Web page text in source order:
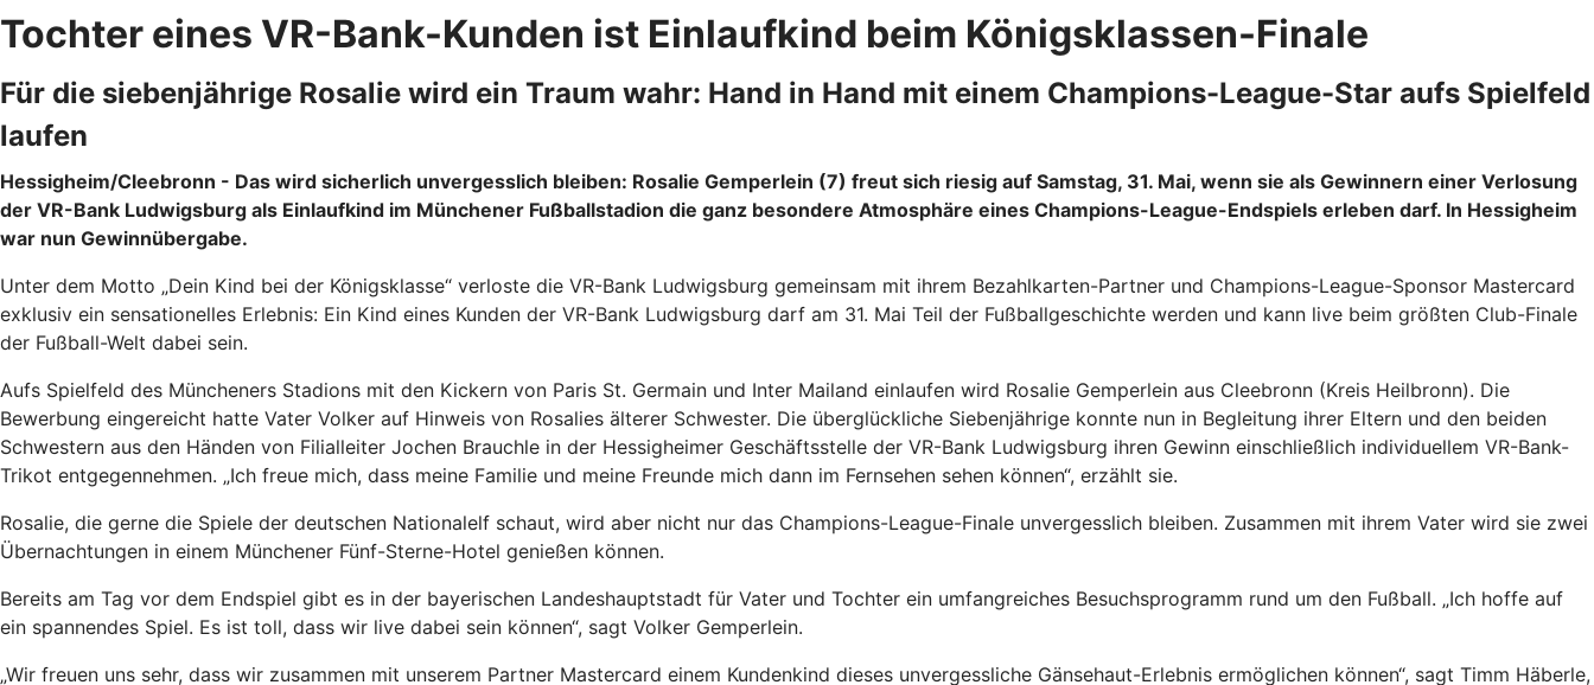
Tochter eines VR-Bank-Kunden ist Einlaufkind beim Königsklassen-Finale
Für die siebenjährige Rosalie wird ein Traum wahr: Hand in Hand mit einem Champions-League-Star aufs Spielfeld
laufen
Hessigheim/Cleebronn - Das wird sicherlich unvergesslich bleiben: Rosalie Gemperlein (7) freut sich riesig auf Samstag, 31. Mai, wenn sie als Gewinnern einer Verlosung
der VR-Bank Ludwigsburg als Einlaufkind im Münchener Fußballstadion die ganz besondere Atmosphäre eines Champions-League-Endspiels erleben darf. In Hessigheim
war nun Gewinnübergabe.
Unter dem Motto „Dein Kind bei der Königsklasse“ verloste die VR-Bank Ludwigsburg gemeinsam mit ihrem Bezahlkarten-Partner und Champions-League-Sponsor Mastercard
exklusiv ein sensationelles Erlebnis: Ein Kind eines Kunden der VR-Bank Ludwigsburg darf am 31. Mai Teil der Fußballgeschichte werden und kann live beim größten Club-Finale
der Fußball-Welt dabei sein.
Aufs Spielfeld des Müncheners Stadions mit den Kickern von Paris St. Germain und Inter Mailand einlaufen wird Rosalie Gemperlein aus Cleebronn (Kreis Heilbronn). Die
Bewerbung eingereicht hatte Vater Volker auf Hinweis von Rosalies älterer Schwester. Die überglückliche Siebenjährige konnte nun in Begleitung ihrer Eltern und den beiden
Schwestern aus den Händen von Filialleiter Jochen Brauchle in der Hessigheimer Geschäftsstelle der VR-Bank Ludwigsburg ihren Gewinn einschließlich individuellem VR-Bank-
Trikot entgegennehmen. „Ich freue mich, dass meine Familie und meine Freunde mich dann im Fernsehen sehen können“, erzählt sie.
Rosalie, die gerne die Spiele der deutschen Nationalelf schaut, wird aber nicht nur das Champions-League-Finale unvergesslich bleiben. Zusammen mit ihrem Vater wird sie zwei
Übernachtungen in einem Münchener Fünf-Sterne-Hotel genießen können.
Bereits am Tag vor dem Endspiel gibt es in der bayerischen Landeshauptstadt für Vater und Tochter ein umfangreiches Besuchsprogramm rund um den Fußball. „Ich hoffe auf
ein spannendes Spiel. Es ist toll, dass wir live dabei sein können“, sagt Volker Gemperlein.
„Wir freuen uns sehr, dass wir zusammen mit unserem Partner Mastercard einem Kundenkind dieses unvergessliche Gänsehaut-Erlebnis ermöglichen können“, sagt Timm Häberle,